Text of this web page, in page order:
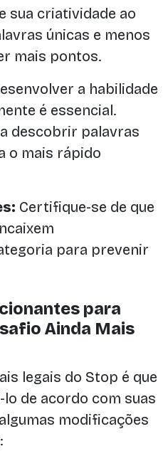
sua criatividade ao
únicas e menos
mais pontos.
a habilidade
é essencial.
descobrir palavras
o mais rápido
Certifique-se de que
para prevenir
para
Ainda Mais
legais do Stop é que
de acordo com suas
modificações